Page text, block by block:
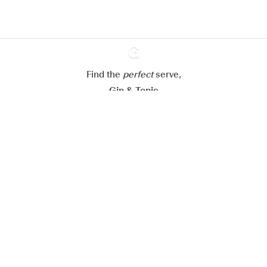
Ginventory
Find the perfectserve,
Gin & Tonic